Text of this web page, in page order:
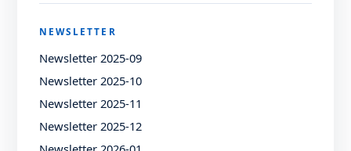
NEWSLETTER
Newsletter 2025-09
Newsletter 2025-10
Newsletter 2025-11
Newsletter 2025-12